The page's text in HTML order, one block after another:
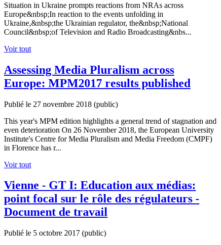
Situation in Ukraine prompts reactions from NRAs across
Europe&nbsp;In reaction to the events unfolding in
Ukraine,&nbsp;the Ukrainian regulator, the&nbsp;National
Council&nbsp;of Television and Radio Broadcasting&nbs...
Voir tout
Assessing Media Pluralism across
Europe: MPM2017 results published
Publié le 27 novembre 2018 (public)
This year's MPM edition highlights a general trend of stagnation and
even deterioration On 26 November 2018, the European University
Institute's Centre for Media Pluralism and Media Freedom (CMPF)
in Florence has r...
Voir tout
Vienne - GT I: Education aux médias:
point focal sur le rôle des régulateurs -
Document de travail
Publié le 5 octobre 2017 (public)